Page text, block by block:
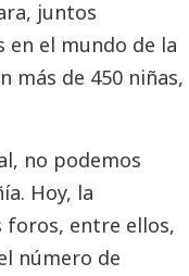
juntos
el mundo de la
más de 450 niñas,
no podemos
Hoy, la
foros, entre ellos,
número de